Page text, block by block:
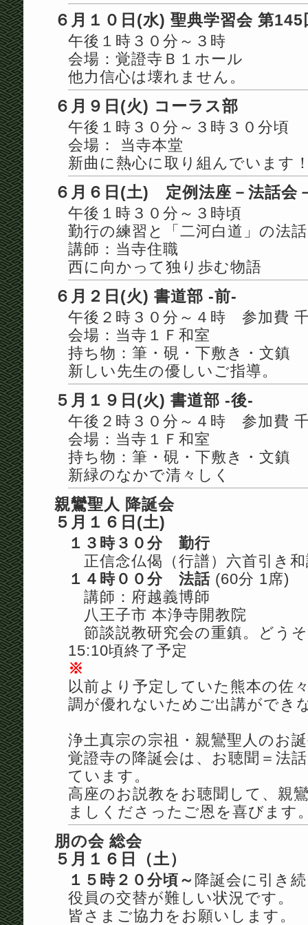
６月１０日(水) 聖典学習会 第145
午後１時３０分～３時
会場：覚證寺Ｂ１ホール
他力信心は壊れません。
６月９日(火) コーラス部
午後１時３０分～３時３０分頃
会場： 当寺本堂
新曲に熱心に取り組んでいます
６月６日(土) 定例法座－法話会
午後１時３０分～３時頃
勤行の練習と「二河白道」の法
講師：当寺住職
西に向かって独り歩む物語
６月２日(火) 書道部 -前-
午後２時３０分～４時 参加費
会場：当寺１Ｆ和室
持ち物：筆・硯・下敷き・文鎮
新しい先生の優しいご指導。
５月１９日(火) 書道部 -後-
午後２時３０分～４時 参加費
会場：当寺１Ｆ和室
持ち物：筆・硯・下敷き・文鎮
新緑のなかで清々しく
親鸞聖人 降誕会
５月１６日(土)
１３時３０分 勤行
正信念仏偈（行譜）六首引き
１４時００分 法話(60分 1席)
講師：府越義博師
八王子市 本浄寺開教院
節談説教研究会の重鎮。どう
15:10頃終了予定
※
以前より予定していた熊本の佐
調が優れないためご出講ができ
浄土真宗の宗祖・親鸞聖人のお
覚證寺の降誕会は、お聴聞＝法
ています。
高座のお説教をお聴聞して、親
ましくださったご恩を喜びます
朋の会 総会
５月１６日（土）
１５時２０分頃～ 降誕会に引き
役員の交替が難しい状況です。
皆さまご協力をお願いします。